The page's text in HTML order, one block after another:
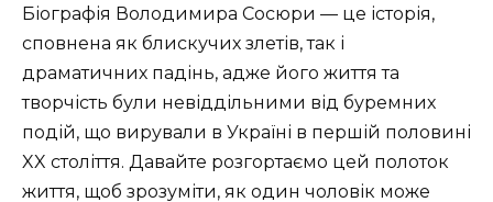
Біографія Володимира Сосюри — це історія,
сповнена як блискучих злетів, так і
драматичних падінь, адже його життя та
творчість були невіддільними від буремних
подій, що вирували в Україні в першій половині
XX століття. Давайте розгортаємо цей полоток
життя, щоб зрозуміти, як один чоловік може